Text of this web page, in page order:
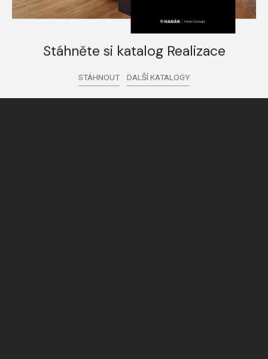
Stáhněte si katalog Realizace
STÁHNOUT DALŠÍ KATALOGY